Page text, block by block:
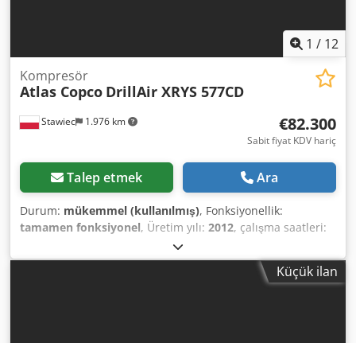
1 / 12
Stawiec 1.976 km
Kompresör
Atlas Copco DrillAir XRYS 577CD
€82.300
Sabit fiyat KDV hariç
Talep etmek Ara
Durum: mükemmel (kullanılmış), Fonksiyonellik:
tamamen fonksiyonel, Üretim yılı: 2012, çalışma saatleri:
, Taşınabilir kompresör ATLAS COPCO DrillAir XRYS
577CD, son soğutucu radyatörlü, tam bakımdan geçmiş
makina. Teknik veriler: Verim: 34,2 m3/dak; ÇalışmaKüçük ilan